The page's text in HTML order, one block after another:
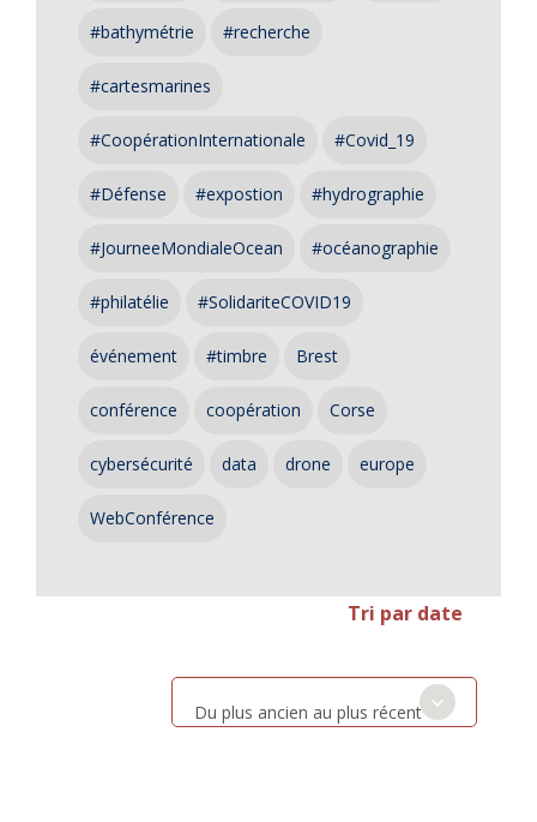
#bathymétrie #recherche
#cartesmarines
#CoopérationInternationale #Covid_19
#Défense #expostion #hydrographie
#JourneeMondialeOcean #océanographie
#philatélie #SolidariteCOVID19
événement #timbre Brest
conférence coopération Corse
cybersécurité data drone europe
WebConférence
Tri par date
Du plus ancien au plus récent